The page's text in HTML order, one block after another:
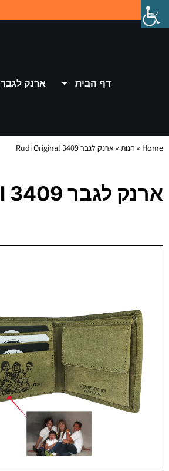
דף הבית ארנק לגבר
Home
» חנות » ארנק לגבר 3409 Rudi Original
ארנק לגבר 3409 Rudi Original